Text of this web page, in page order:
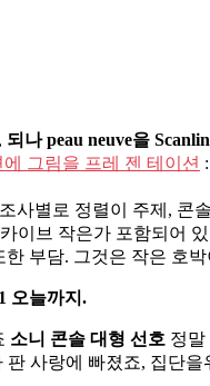
되나 peau neuve을
그림을 프레 젠 테이션 :
사별로 정렬이 주제, 콘
이브 작은가 포함되어
부담. 그것은 작은 호
오늘까지.
소니 콘솔 대형 선호 정말
사랑에 빠졌죠, 집단